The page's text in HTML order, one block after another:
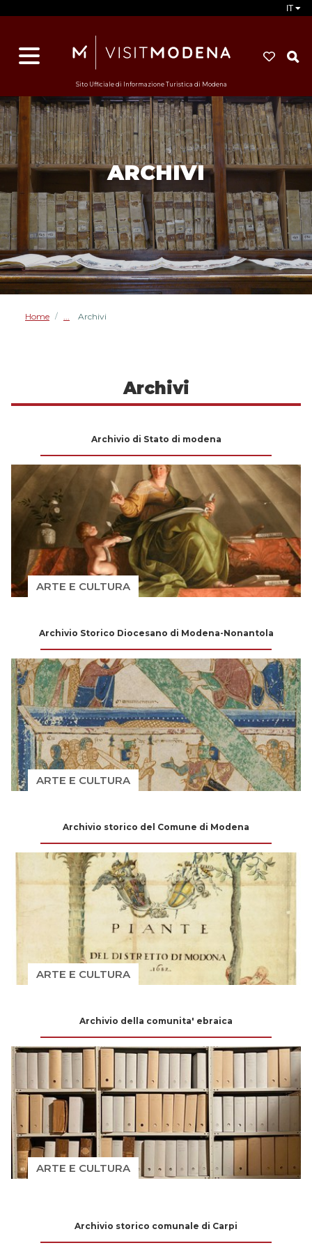
IT
Sito Ufficiale di Informazione Turistica di Modena
ARCHIVI
Home / Archivi
Archivi
Archivio di Stato di modena
ARTE E CULTURA
Archivio Storico Diocesano di Modena-Nonantola
ARTE E CULTURA
Archivio storico del Comune di Modena
ARTE E CULTURA
Archivio della comunita' ebraica
ARTE E CULTURA
Archivio storico comunale di Carpi